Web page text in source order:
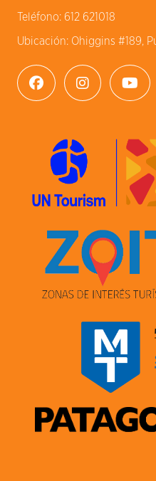
Teléfono: 612 621018
Ubicación: Ohiggins #189,